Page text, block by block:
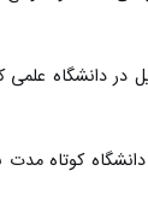
دانشگاه علمی
کوتاه